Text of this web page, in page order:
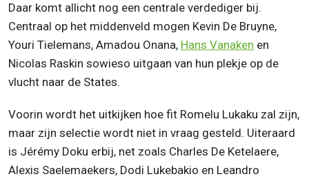
Daar komt allicht nog een centrale verdediger bij.
Centraal op het middenveld mogen Kevin De Bruyne,
Youri Tielemans, Amadou Onana, Hans Vanaken en
Nicolas Raskin sowieso uitgaan van hun plekje op de
vlucht naar de States.
Voorin wordt het uitkijken hoe fit Romelu Lukaku zal zijn,
maar zijn selectie wordt niet in vraag gesteld. Uiteraard
is Jérémy Doku erbij, net zoals Charles De Ketelaere,
Alexis Saelemaekers, Dodi Lukebakio en Leandro